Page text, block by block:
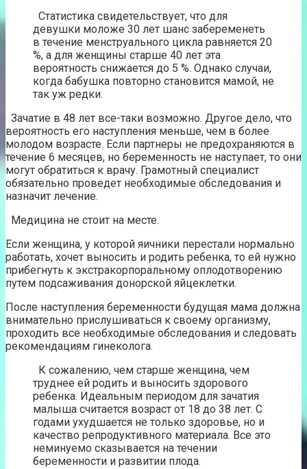
Статистика свидетельствует, что для
девушки моложе 30 лет шанс забеременеть
в течение менструального цикла равняется 20
%, а для женщины старше 40 лет эта
вероятность снижается до 5 %. Однако случаи,
когда бабушка повторно становится мамой, не
так уж редки.
Зачатие в 48 лет все-таки возможно. Другое дело, что
вероятность его наступления меньше, чем в более
молодом возрасте. Если партнеры не предохраняются в
течение 6 месяцев, но беременность не наступает, то они
могут обратиться к врачу. Грамотный специалист
обязательно проведет необходимые обследования и
назначит лечение.
Медицина не стоит на месте.
Если женщина, у которой яичники перестали нормально
работать, хочет выносить и родить ребенка, то ей нужно
прибегнуть к экстракорпоральному оплодотворению
путем подсаживания донорской яйцеклетки.
После наступления беременности будущая мама должна
внимательно прислушиваться к своему организму,
проходить все необходимые обследования и следовать
рекомендациям гинеколога.
К сожалению, чем старше женщина, чем
труднее ей родить и выносить здорового
ребенка. Идеальным периодом для зачатия
малыша считается возраст от 18 до 38 лет. С
годами ухудшается не только здоровье, но и
качество репродуктивного материала. Все это
неминуемо сказывается на течении
беременности и развитии плода.